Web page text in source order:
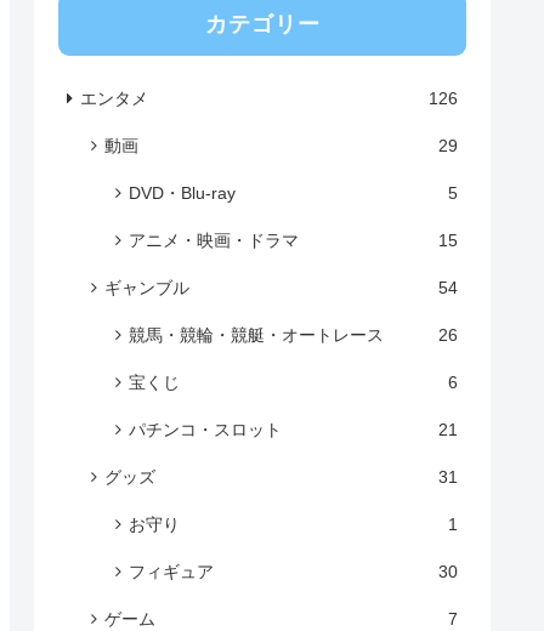
カテゴリー
エンタメ 126
動画 29
DVD・Blu-ray 5
アニメ・映画・ドラマ 15
ギャンブル 54
競馬・競輪・競艇・オートレース 26
宝くじ 6
パチンコ・スロット 21
グッズ 31
お守り 1
フィギュア 30
ゲーム 7